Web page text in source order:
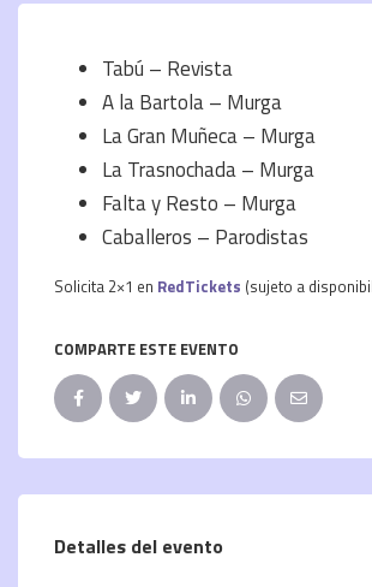
Tabú – Revista
A la Bartola – Murga
La Gran Muñeca – Murga
La Trasnochada – Murga
Falta y Resto – Murga
Caballeros – Parodistas
Solicita 2×1 en RedTickets (sujeto a
COMPARTE ESTE EVENTO
Detalles del evento